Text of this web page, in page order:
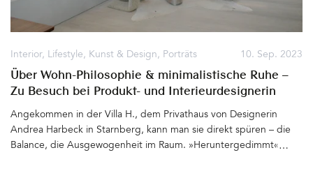
10. Sep. 2023
Interior, Lifestyle, Kunst & Design, Porträts
Über Wohn-Philosophie & minimalistische Ruhe –
Zu Besuch bei Produkt- und Interieurdesignerin
Andrea Harbeck von .PEAM, Starnberg
Angekommen in der Villa H., dem Privathaus von Designerin
Andrea Harbeck in Starnberg, kann man sie direkt spüren – die
Balance, die Ausgewogenheit im Raum. »Heruntergedimmt«, so